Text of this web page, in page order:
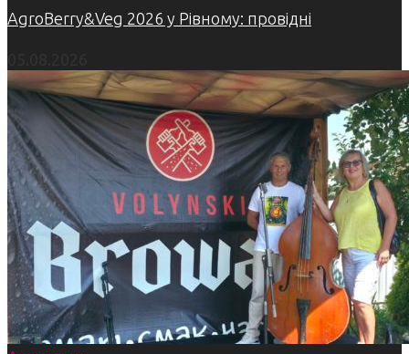
AgroBerry&Veg 2026 у Рівному: провідні